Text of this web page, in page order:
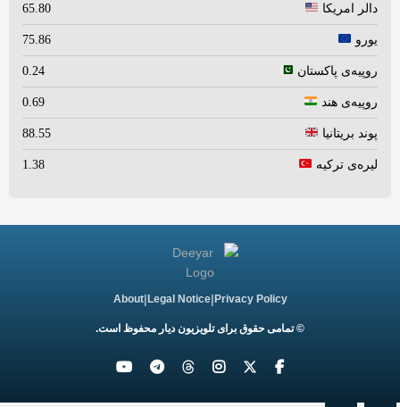
دالر امریکا 65.80
یورو 75.86
روپیه‌ی پاکستان 0.24
روپیه‌ی هند 0.69
پوند بریتانیا 88.55
لیره‌ی ترکیه 1.38
Privacy Policy
|
Legal Notice
|
About
© تمامی حقوق برای تلویزیون دیار محفوظ است.